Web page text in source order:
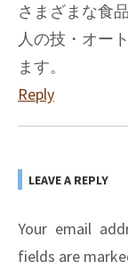
さまざまな食
人の技・オー
ます。
Reply
LEAVE A REPLY
Your email
fields are